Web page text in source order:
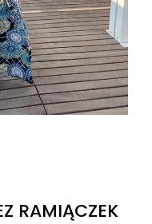
RAMIĄCZEK